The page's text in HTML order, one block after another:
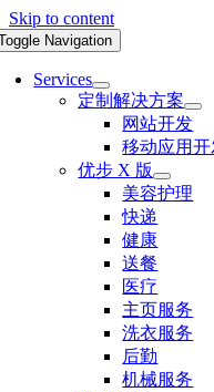
Skip to content
Navigation
Services
定制解决方案
网站开发
移动应用
优步 X 版
美容护理
快递
健康
送餐
医疗
主页服务
洗衣服务
后勤
机械服务